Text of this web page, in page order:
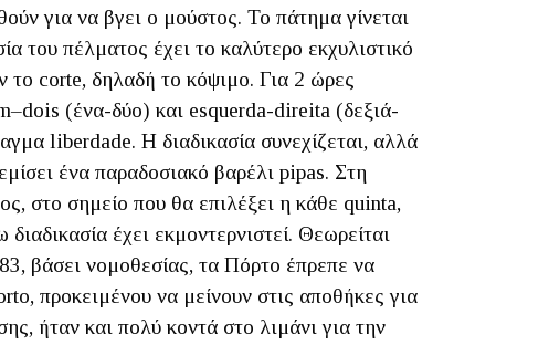
για να βγει ο μούστος. Το πάτημα γίνεται
του πέλματος έχει το καλύτερο εκχυλιστικό
το corte, δηλαδή το κόψιμο. Για 2 ώρες
(ένα-δύο) και esquerda-direita (δεξιά-
liberdade. Η διαδικασία συνεχίζεται, αλλά
ένα παραδοσιακό βαρέλι pipas. Στη
στο σημείο που θα επιλέξει η κάθε quinta,
έχει εκμοντερνιστεί. Θεωρείται
βάσει νομοθεσίας, τα Πόρτο έπρεπε να
προκειμένου να μείνουν στις αποθήκες για
ήταν και πολύ κοντά στο λιμάνι για την